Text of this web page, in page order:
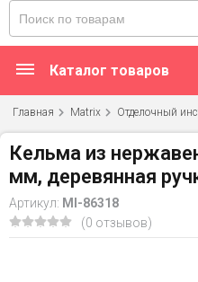
Каталог товаров
Главная Matrix Отделочный
Кельма из
мм, деревянная
Артикул: MI-86318
(0 отзывов)